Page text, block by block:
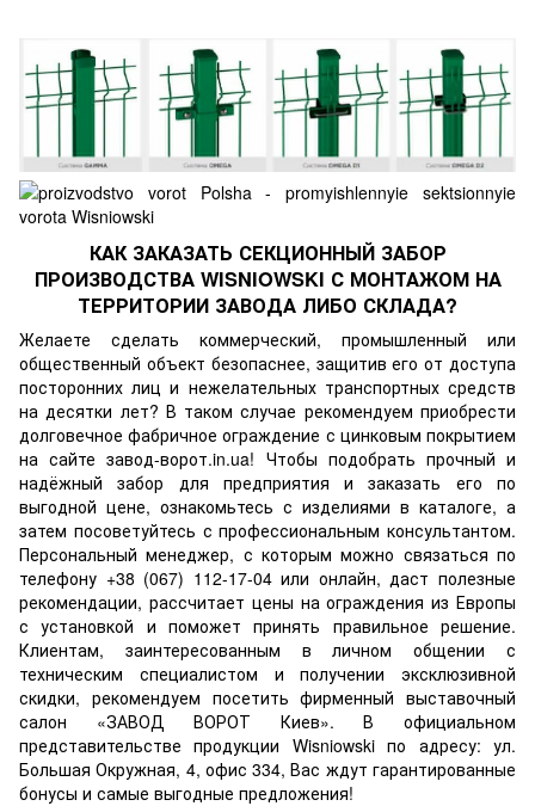
КАК ЗАКАЗАТЬ СЕКЦИОННЫЙ ЗАБОР
ПРОИЗВОДСТВА WISNIOWSKI С МОНТАЖОМ НА
ТЕРРИТОРИИ ЗАВОДА ЛИБО СКЛАДА?
Желаете сделать коммерческий, промышленный или
общественный объект безопаснее, защитив его от доступа
посторонних лиц и нежелательных транспортных средств
на десятки лет? В таком случае рекомендуем приобрести
долговечное фабричное ограждение с цинковым покрытием
на сайте завод-ворот.in.ua! Чтобы подобрать прочный и
надёжный забор для предприятия и заказать его по
выгодной цене, ознакомьтесь с изделиями в каталоге, а
затем посоветуйтесь с профессиональным консультантом.
Персональный менеджер, с которым можно связаться по
телефону +38 (067) 112-17-04 или онлайн, даст полезные
рекомендации, рассчитает цены на ограждения из Европы
с установкой и поможет принять правильное решение.
Клиентам, заинтересованным в личном общении с
техническим специалистом и получении эксклюзивной
скидки, рекомендуем посетить фирменный выставочный
салон «ЗАВОД ВОРОТ Киев». В официальном
представительстве продукции Wisniowski по адресу: ул.
Большая Окружная, 4, офис 334, Вас ждут гарантированные
бонусы и самые выгодные предложения!